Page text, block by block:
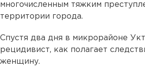
многочисленным тяжким
территории города.
Спустя два дня в микрорайоне
рецидивист, как полагает
женщину.